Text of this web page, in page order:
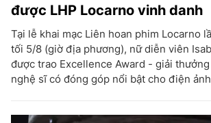
được LHP Locarno vinh danh
Tại lễ khai mạc Liên hoan phim Locarno
tối 5/8 (giờ địa phương), nữ diễn viên
được trao Excellence Award - giải
nghệ sĩ có đóng góp nổi bật cho điện